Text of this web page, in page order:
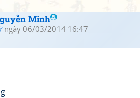
Minh
ngày 06/03/2014 16:47